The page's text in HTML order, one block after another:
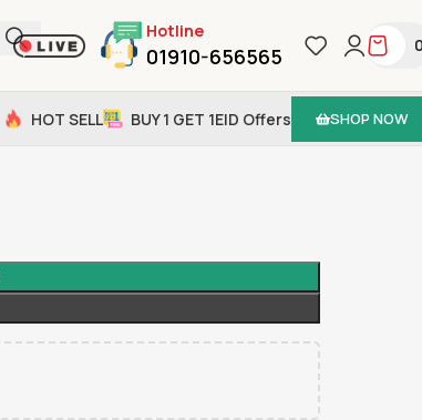
Hotline
01910-656565
HOT SELL BUY 1 GET 1EID Offers SHOP NOW